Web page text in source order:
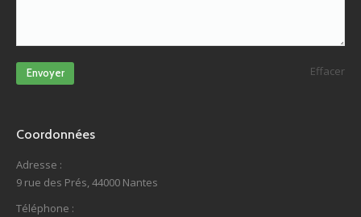
Envoyer Effacer
Coordonnées
Adresse :
9 rue des Prés, 44000 Nantes
Téléphone :